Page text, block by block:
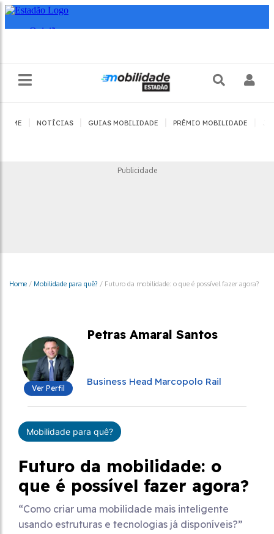
HOME NOTÍCIAS GUIAS MOBILIDADE PRÊMIO MOBILIDADE
Publicidade
Home / Mobilidade para quê? / Futuro da mobilidade: o que é possível fazer agora?
Ver Perfil
Petras Amaral Santos
Business Head Marcopolo Rail
Mobilidade para quê?
Futuro da mobilidade: o
que é possível fazer agora?
“Como criar uma mobilidade mais inteligente
usando estruturas e tecnologias já disponíveis?”